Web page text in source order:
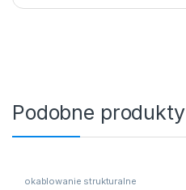
Podobne produkty
okablowanie strukturalne